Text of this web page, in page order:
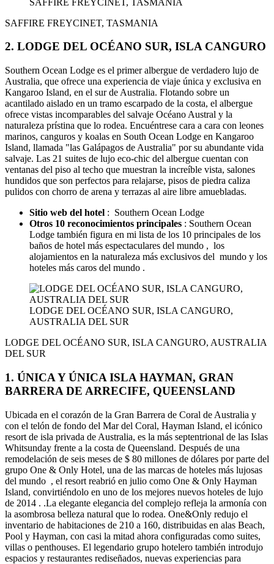
SAFFIRE FREYCINET, TASMANIA
2. LODGE DEL OCÉANO SUR, ISLA CANGURO
Southern Ocean Lodge es el primer albergue de verdadero lujo de
Australia, que ofrece una experiencia de viaje única y exclusiva en
Kangaroo Island, en el sur de Australia. Flotando sobre un
acantilado aislado en un tramo escarpado de la costa, el albergue
ofrece vistas incomparables del salvaje Océano Austral y la
naturaleza prístina que lo rodea. Encuéntrese cara a cara con leones
marinos, canguros y koalas en South Ocean Lodge en Kangaroo
Island, llamada "las Galápagos de Australia" por su abundante vida
salvaje. Las 21 suites de lujo eco-chic del albergue cuentan con
ventanas del piso al techo que muestran la increíble vista, salones
hundidos que son perfectos para relajarse, pisos de piedra caliza
pulidos con chorro de arena y terrazas al aire libre amuebladas.
Sitio web del hotel : Southern Ocean Lodge
Otros 10 reconocimientos principales : Southern Ocean
Lodge también figura en mi lista de los 10 principales de los
baños de hotel más espectaculares del mundo , los
alojamientos en la naturaleza más exclusivos del mundo y los
hoteles más caros del mundo .
LODGE DEL OCÉANO SUR, ISLA CANGURO,
AUSTRALIA DEL SUR
LODGE DEL OCÉANO SUR, ISLA CANGURO, AUSTRALIA
DEL SUR
1. ÚNICA Y ÚNICA ISLA HAYMAN, GRAN
BARRERA DE ARRECIFE, QUEENSLAND
Ubicada en el corazón de la Gran Barrera de Coral de Australia y
con el telón de fondo del Mar del Coral, Hayman Island, el icónico
resort de isla privada de Australia, es la más septentrional de las Islas
Whitsunday frente a la costa de Queensland. Después de una
remodelación de seis meses de $ 80 millones de dólares por parte del
grupo One & Only Hotel, una de las marcas de hoteles más lujosas
del mundo , el resort reabrió en julio como One & Only Hayman
Island, convirtiéndolo en uno de los mejores nuevos hoteles de lujo
de 2014 . .La elegante elegancia del complejo refleja la armonía con
la asombrosa belleza natural que lo rodea. One&Only redujo el
inventario de habitaciones de 210 a 160, distribuidas en alas Beach,
Pool y Hayman, con casi la mitad ahora configuradas como suites,
villas o penthouses. El legendario grupo hotelero también introdujo
espacios y restaurantes rediseñados, nuevas experiencias para